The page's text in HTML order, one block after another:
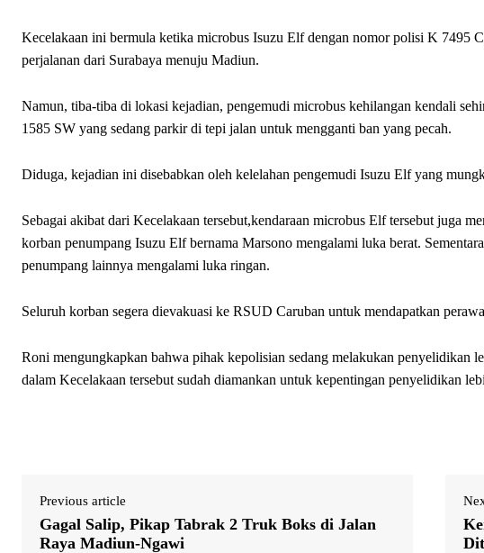
Kecelakaan ini bermula ketika microbus Isuzu Elf dengan nomor polisi K 7495
perjalanan dari Surabaya menuju Madiun.
Namun, tiba-tiba di lokasi kejadian, pengemudi microbus kehilangan kendali
1585 SW yang sedang parkir di tepi jalan untuk mengganti ban yang pecah.
Diduga, kejadian ini disebabkan oleh kelelahan pengemudi Isuzu Elf yang
Sebagai akibat dari Kecelakaan tersebut,kendaraan microbus Elf tersebut juga
korban penumpang Isuzu Elf bernama Marsono mengalami luka berat.
penumpang lainnya mengalami luka ringan.
Seluruh korban segera dievakuasi ke RSUD Caruban untuk mendapatkan
Roni mengungkapkan bahwa pihak kepolisian sedang melakukan penyelidikan
dalam Kecelakaan tersebut sudah diamankan untuk kepentingan penyelidikan
Previous article
Gagal Salip, Pikap Tabrak 2 Truk Boks di Jalan
Raya Madiun-Ngawi